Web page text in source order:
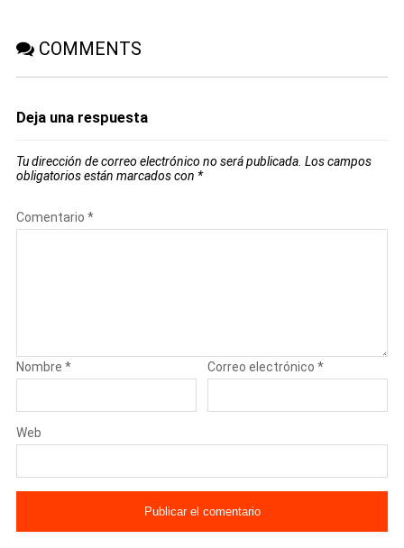
COMMENTS
Deja una respuesta
Tu dirección de correo electrónico no será publicada. Los campos
obligatorios están marcados con *
Comentario *
Nombre * Correo electrónico*
Web